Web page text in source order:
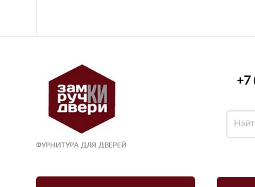
ФУРНИТУРА ДЛЯ ДВЕРЕЙ
+7